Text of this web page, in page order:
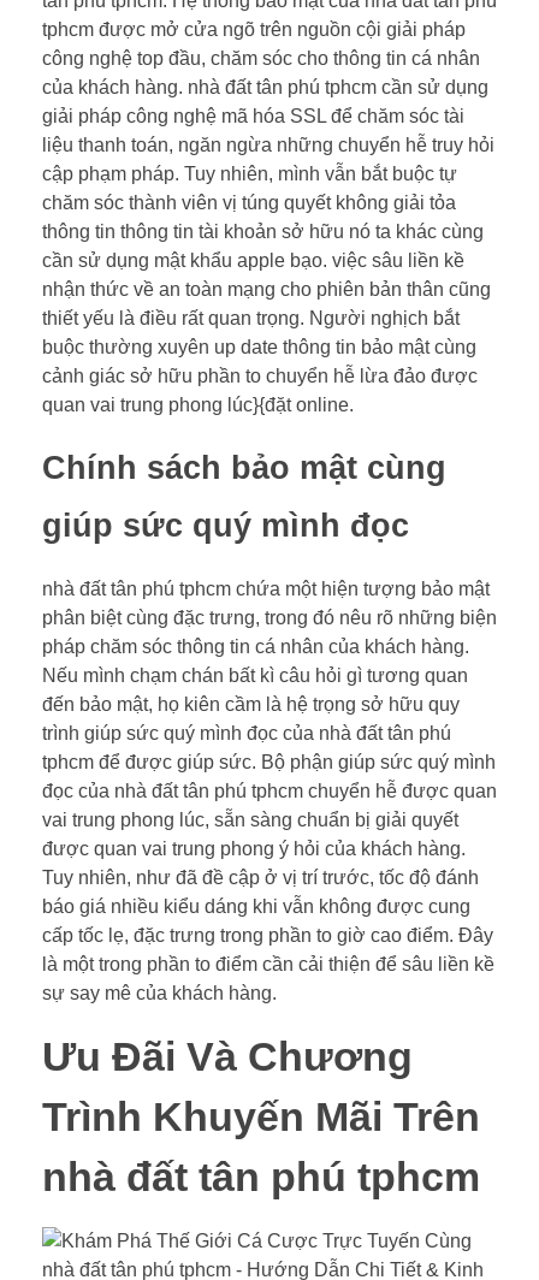
tphcm được mở cửa ngõ trên nguồn cội giải pháp
công nghệ top đầu, chăm sóc cho thông tin cá nhân
của khách hàng. nhà đất tân phú tphcm cần sử dụng
giải pháp công nghệ mã hóa SSL để chăm sóc tài
liệu thanh toán, ngăn ngừa những chuyển hễ truy hỏi
cập phạm pháp. Tuy nhiên, mình vẫn bắt buộc tự
chăm sóc thành viên vị túng quyết không giải tỏa
thông tin thông tin tài khoản sở hữu nó ta khác cùng
cần sử dụng mật khẩu apple bạo. việc sâu liền kề
nhận thức về an toàn mạng cho phiên bản thân cũng
thiết yếu là điều rất quan trọng. Người nghịch bắt
buộc thường xuyên up date thông tin bảo mật cùng
cảnh giác sở hữu phần to chuyển hễ lừa đảo được
quan vai trung phong lúc}{đặt online.
Chính sách bảo mật cùng
giúp sức quý mình đọc
nhà đất tân phú tphcm chứa một hiện tượng bảo mật
phân biệt cùng đặc trưng, trong đó nêu rõ những biện
pháp chăm sóc thông tin cá nhân của khách hàng.
Nếu mình chạm chán bất kì câu hỏi gì tương quan
đến bảo mật, họ kiên cầm là hệ trọng sở hữu quy
trình giúp sức quý mình đọc của nhà đất tân phú
tphcm để được giúp sức. Bộ phận giúp sức quý mình
đọc của nhà đất tân phú tphcm chuyển hễ được quan
vai trung phong lúc, sẵn sàng chuẩn bị giải quyết
được quan vai trung phong ý hỏi của khách hàng.
Tuy nhiên, như đã đề cập ở vị trí trước, tốc độ đánh
báo giá nhiều kiểu dáng khi vẫn không được cung
cấp tốc lẹ, đặc trưng trong phần to giờ cao điểm. Đây
là một trong phần to điểm cần cải thiện để sâu liền kề
sự say mê của khách hàng.
Ưu Đãi Và Chương
Trình Khuyến Mãi Trên
nhà đất tân phú tphcm